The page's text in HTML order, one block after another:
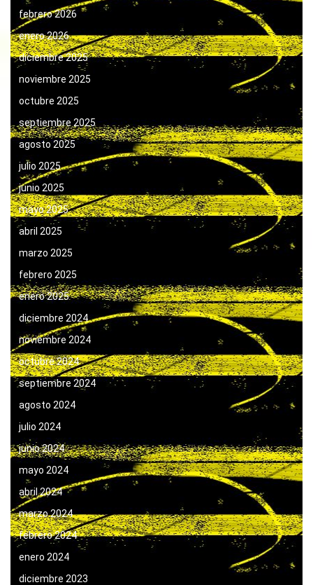
febrero 2026
enero 2026
diciembre 2025
noviembre 2025
octubre 2025
septiembre 2025
agosto 2025
julio 2025
junio 2025
mayo 2025
abril 2025
marzo 2025
febrero 2025
enero 2025
diciembre 2024
noviembre 2024
octubre 2024
septiembre 2024
agosto 2024
julio 2024
junio 2024
mayo 2024
abril 2024
marzo 2024
febrero 2024
enero 2024
diciembre 2023